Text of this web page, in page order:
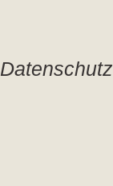
Datenschutz